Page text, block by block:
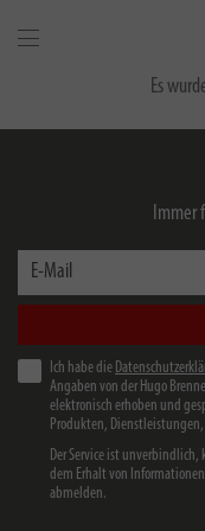
Es
Immer
E-Mail
Ich habe die
Angaben von der Hugo
elektronisch erhoben und
Produkten,
Der Service ist
dem Erhalt von
abmelden.